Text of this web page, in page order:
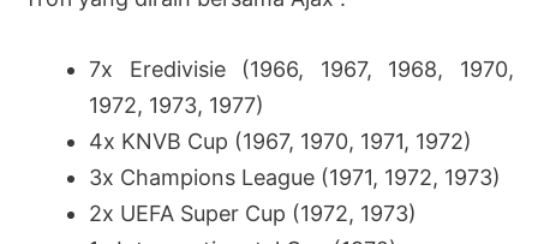
7x Eredivisie (1966, 1967, 1968, 1970,
1972, 1973, 1977)
4x KNVB Cup (1967, 1970, 1971, 1972)
3x Champions League (1971, 1972, 1973)
2x UEFA Super Cup (1972, 1973)